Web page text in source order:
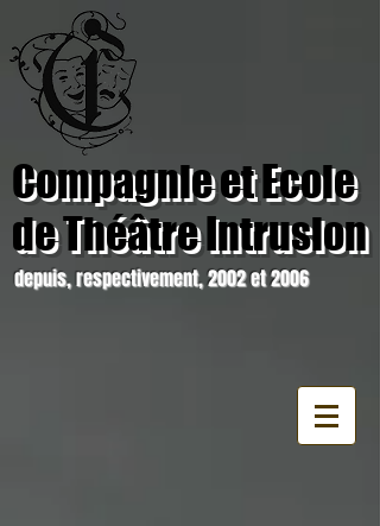
Compagnie et Ecole
de Théâtre Intrusion
depuis, respectivement, 2002 et 2006